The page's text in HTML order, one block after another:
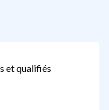
et qualifiés